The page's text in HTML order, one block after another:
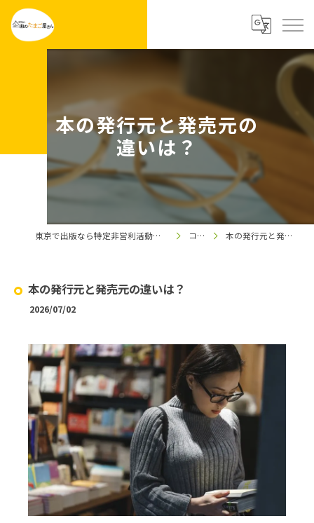
本の発行元と発売元の
違いは？
東京で出版なら特定非営利活動法人企画のたまご屋さん コラム 本の発行元と発売元の違いは？
本の発行元と発売元の違いは？
2026/07/02